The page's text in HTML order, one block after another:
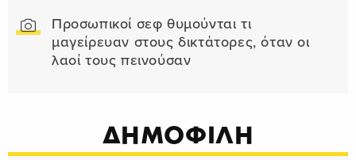
Προσωπικοί σεφ θυμούνται τι
μαγείρευαν στους δικτάτορες, όταν οι
λαοί τους πεινούσαν
ΔΗΜΟΦΙΛΗ